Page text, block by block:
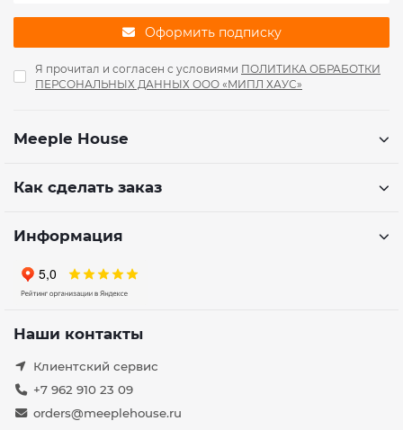
Оформить подписку
Я прочитал и согласен с условиями ПОЛИТИКА ОБРАБОТКИ
ПЕРСОНАЛЬНЫХ ДАННЫХ ООО «МИПЛ ХАУС»
Meeple House
Как сделать заказ
Информация
Наши контакты
Клиентский сервис
+7 962 910 23 09
orders@meeplehouse.ru